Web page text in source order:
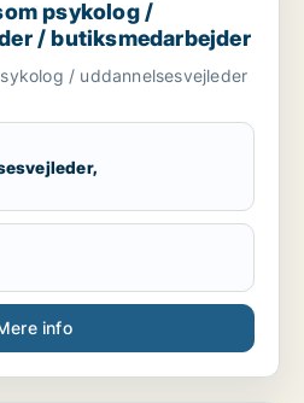
psykolog /
/ butiksmedarbejder
/ uddannelsesvejleder
info